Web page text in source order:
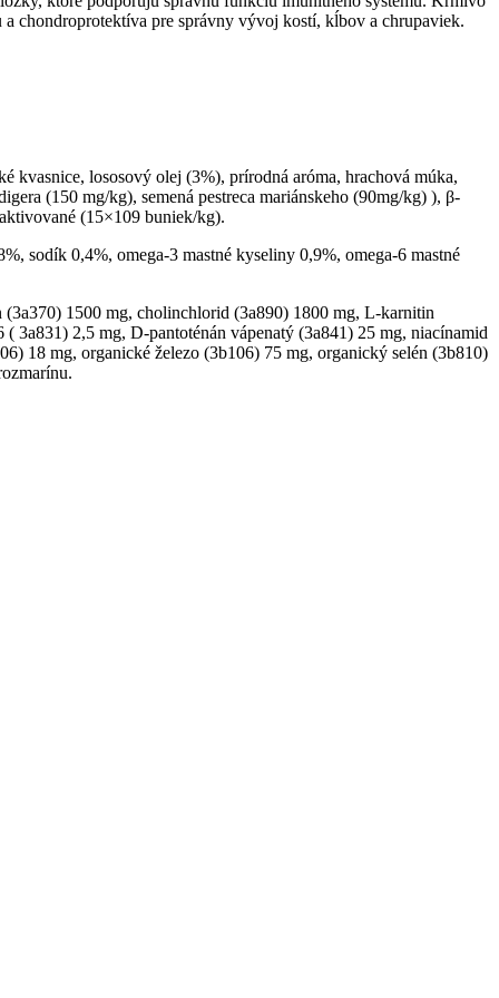
chondroprotektíva pre správny vývoj kostí, kĺbov a chrupaviek.
kvasnice, lososový olej (3%), prírodná aróma, hrachová múka,
(150 mg/kg), semená pestreca mariánskeho (90mg/kg) ), β-
(15×109 buniek/kg).
sodík 0,4%, omega-3 mastné kyseliny 0,9%, omega-6 mastné
1500 mg, cholinchlorid (3a890) 1800 mg, L-karnitin
( 3a831) 2,5 mg, D-pantoténán vápenatý (3a841) 25 mg, niacínamid
18 mg, organické železo (3b106) 75 mg, organický selén (3b810)